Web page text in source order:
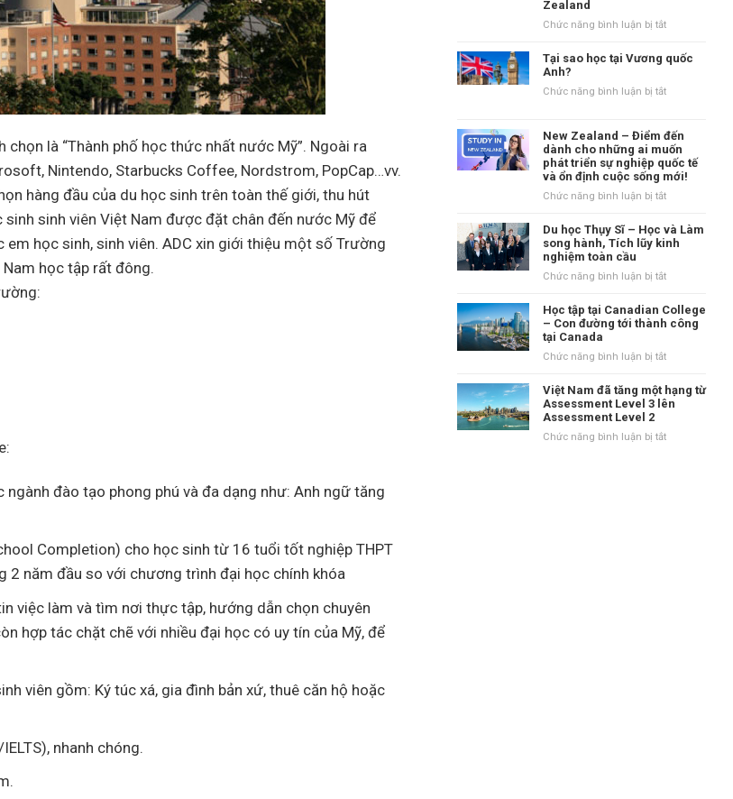
là “Thành phố học thức nhất nước Mỹ”. Ngoài ra
Nintendo, Starbucks Coffee, Nordstrom, PopCap…vv.
hàng đầu của du học sinh trên toàn thế giới, thu hút
sinh viên Việt Nam được đặt chân đến nước Mỹ để
học sinh, sinh viên. ADC xin giới thiệu một số Trường
học tập rất đông.
đào tạo phong phú và đa dạng như: Anh ngữ tăng
Completion) cho học sinh từ 16 tuổi tốt nghiệp THPT
2 năm đầu so với chương trình đại học chính khóa
việc làm và tìm nơi thực tập, hướng dẫn chọn chuyên
hợp tác chặt chẽ với nhiều đại học có uy tín của Mỹ, để
viên gồm: Ký túc xá, gia đình bản xứ, thuê căn hộ hoặc
nhanh chóng.
50
cầu
Zealand
Chức năng bình luận bị tắtở
High
trung
học
danh
tiếng
tại
Waikato,
New
Tại sao học tại Vương quốc
Anh?
Chức năng bình luận bị tắtở
học
tại
Vương
quốc
Anh?
New Zealand – Điểm đến
dành cho những ai muốn
phát triển sự nghiệp quốc tế
và ổn định cuộc sống mới!
Chức năng bình luận bị tắtở
Zealand
–
đến
cho
những
sự
nghiệp
tế
Du học Thụy Sĩ – Học và Làm
song hành, Tích lũy kinh
nghiệm toàn cầu
Chức năng bình luận bị tắtở
học
Thụy
–
và
Làm
Học tập tại Canadian College
– Con đường tới thành công
tại Canada
Chức năng bình luận bị tắtở
tập
tại
College
Việt Nam đã tăng một hạng từ
Assessment Level 3 lên
Assessment Level 2
Chức năng bình luận bị tắtở